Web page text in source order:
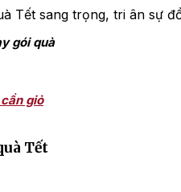
Tết sang trọng, tri ân sự
gói quà
giỏ
Tết